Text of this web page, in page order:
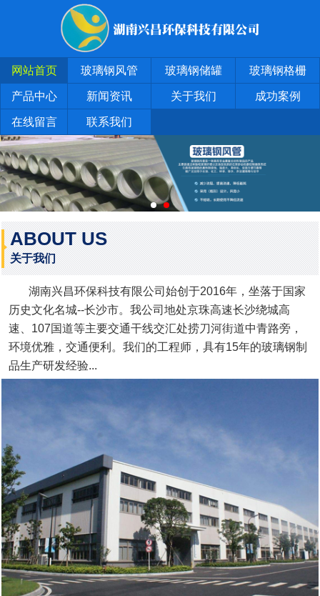
网站首页 玻璃钢风管 玻璃钢储罐 玻璃钢格栅
产品中心 新闻资讯 关于我们 成功案例
在线留言 联系我们
ABOUT US
关于我们
湖南兴昌环保科技有限公司始创于2016年，坐落于国家
历史文化名城--长沙市。我公司地处京珠高速长沙绕城高
速、107国道等主要交通干线交汇处捞刀河街道中青路旁，
环境优雅，交通便利。我们的工程师，具有15年的玻璃钢制
品生产研发经验...